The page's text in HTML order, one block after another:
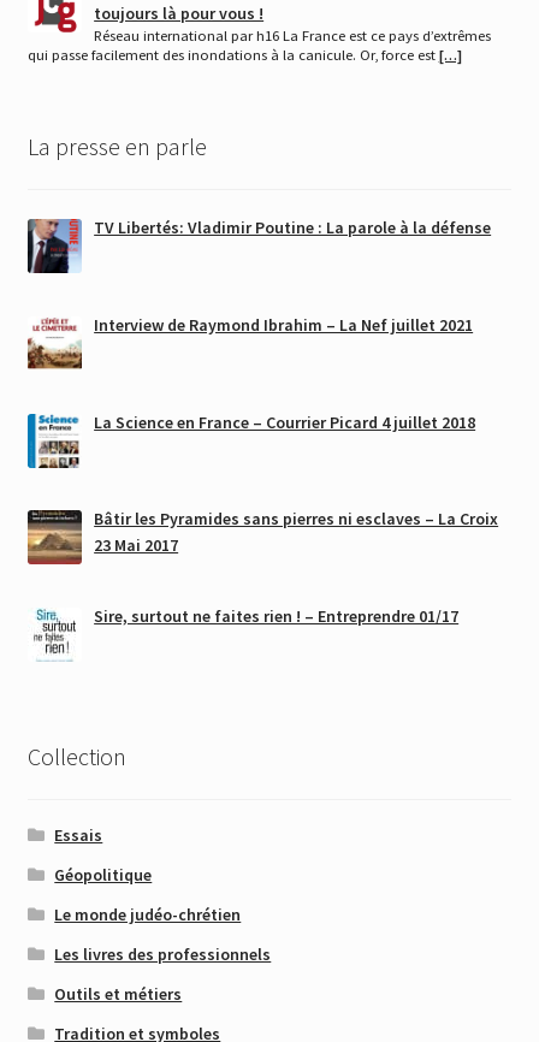
toujours là pour vous !
Réseau international par h16 La France est ce pays d’extrêmes
qui passe facilement des inondations à la canicule. Or, force est […]
La presse en parle
TV Libertés: Vladimir Poutine : La parole à la défense
Interview de Raymond Ibrahim – La Nef juillet 2021
La Science en France – Courrier Picard 4 juillet 2018
Bâtir les Pyramides sans pierres ni esclaves – La Croix
23 Mai 2017
Sire, surtout ne faites rien ! – Entreprendre 01/17
Collection
Essais
Géopolitique
Le monde judéo-chrétien
Les livres des professionnels
Outils et métiers
Tradition et symboles